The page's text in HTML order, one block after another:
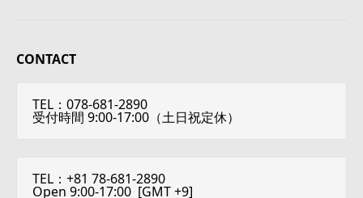
CONTACT
TEL：078-681-2890
受付時間 9:00-17:00（土日祝定休）
TEL：+81 78-681-2890
Open 9:00-17:00 [GMT +9]